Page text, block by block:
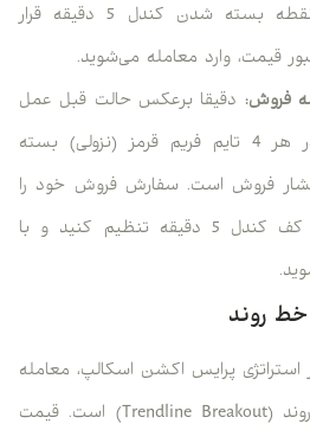
یا 3 پیپ بالاتر از نقطه بسته شدن کندل 5 دقیقه قرار
قیمت، وارد معامله می‌شوید.
فروش: دقیقا برعکس حالت قبل عمل
کنید. اگر کندل‌ها در هر 4 تایم فریم قرمز (نزولی) بسته
فروش است. سفارش فروش خود را
چند پیپ پایین‌تر از کف کندل 5 دقیقه تنظیم کنید و با
استراتژی پرایس اکشن اسکالپ، معامله
بر اساس شکست خطوط روند (Trendline Breakout) است. قیمت